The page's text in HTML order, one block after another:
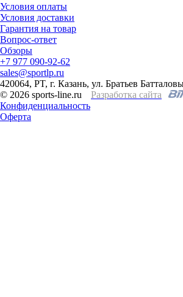
Условия оплаты
Условия доставки
Гарантия на товар
Вопрос-ответ
Обзоры
+7 977 090-92-62
sales@sportlp.ru
420064, PT, г. Казань, ул. Братьев
© 2026 sports-line.ru
Разработка сайта
Конфиденциальность
Оферта